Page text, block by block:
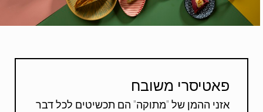
פאטיסרי משובח
אזני ההמן של "מתוקה" הם תכשיטים לכל דבר